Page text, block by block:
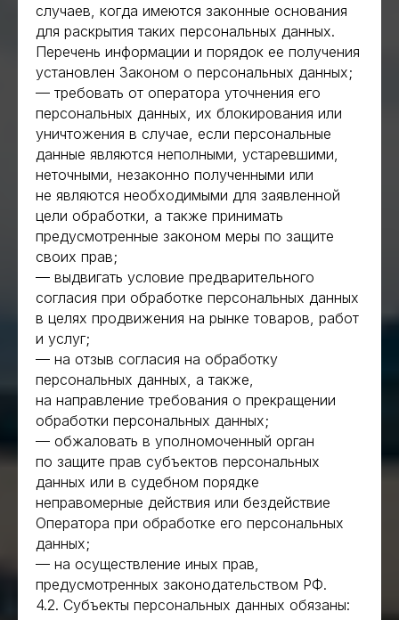
случаев, когда имеются законные основания
для раскрытия таких персональных данных.
Перечень информации и порядок ее получения
установлен Законом о персональных данных;
— требовать от оператора уточнения его
персональных данных, их блокирования или
уничтожения в случае, если персональные
данные являются неполными, устаревшими,
неточными, незаконно полученными или
не являются необходимыми для заявленной
цели обработки, а также принимать
предусмотренные законом меры по защите
своих прав;
— выдвигать условие предварительного
согласия при обработке персональных данных
в целях продвижения на рынке товаров, работ
и услуг;
— на отзыв согласия на обработку
персональных данных, а также,
на направление требования о прекращении
обработки персональных данных;
— обжаловать в уполномоченный орган
по защите прав субъектов персональных
данных или в судебном порядке
неправомерные действия или бездействие
Оператора при обработке его персональных
данных;
— на осуществление иных прав,
предусмотренных законодательством РФ.
4.2. Субъекты персональных данных обязаны: